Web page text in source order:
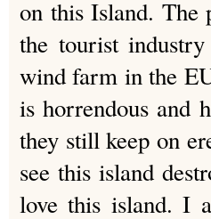
on this Island. The
the tourist
wind farm in the
is horrendous and
they still keep on
see this island
love this island. I